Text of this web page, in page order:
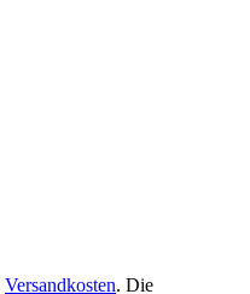
Versandkosten. Die